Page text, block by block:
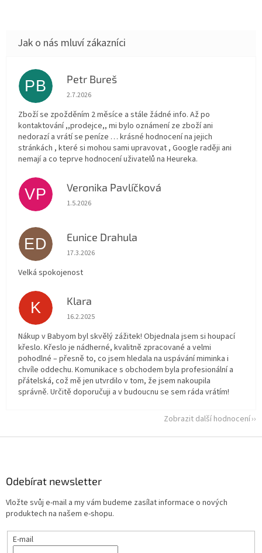
PB Petr Bureš
Hodnocení obchodu je 1 z 5 hvězdiček.
2.7.2026
Zboží se zpožděním 2 měsíce a stále žádné info. Až po
kontaktování ,,prodejce,, mi bylo oznámení ze zboží ani
nedorazí a vrátí se peníze … krásné hodnocení na jejich
stránkách , které si mohou sami upravovat , Google raději ani
nemají a co teprve hodnocení uživatelů na Heureka.
VP Veronika Pavlíčková
Hodnocení obchodu je 5 z 5 hvězdiček.
1.5.2026
ED Eunice Drahula
Hodnocení obchodu je 5 z 5 hvězdiček.
17.3.2026
Velká spokojenost
K Klara
Hodnocení obchodu je 5 z 5 hvězdiček.
16.2.2025
Nákup v Babyom byl skvělý zážitek! Objednala jsem si houpací
křeslo. Křeslo je nádherné, kvalitně zpracované a velmi
pohodlné – přesně to, co jsem hledala na uspávání miminka i
chvíle oddechu. Komunikace s obchodem byla profesionální a
přátelská, což mě jen utvrdilo v tom, že jsem nakoupila
správně. Určitě doporučuji a v budoucnu se sem ráda vrátím!
Zobrazit další hodnocení
Odebírat newsletter
Vložte svůj e-mail a my vám budeme zasílat informace o nových
produktech na našem e-shopu.
E-mail